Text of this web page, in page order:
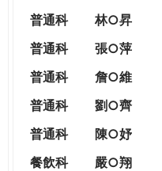
WAGOR
TODAY
普通科
林○昇
普通科
張○萍
普通科
詹○維
普通科
劉○齊
普通科
陳○妤
餐飲科
嚴○翔